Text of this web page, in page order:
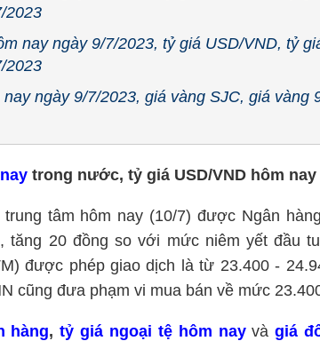
2023
nay ngày 9/7/2023, tỷ giá USD/VND, tỷ
2023
ngày 9/7/2023, giá vàng SJC, giá vàng
trong nước, tỷ giá USD/VND hôm nay
tâm hôm nay (10/7) được Ngân
tăng 20 đồng so với mức niêm yết đầu
được phép giao dịch là từ 23.400 -
cũng đưa phạm vi mua bán về mức
hàng,tỷ giá ngoại tệ hôm nay vàgiá